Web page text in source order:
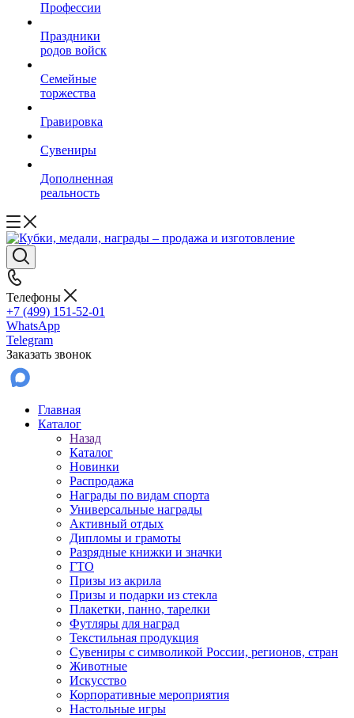
Профессии
Праздники
родов войск
Семейные
торжества
Гравировка
Сувениры
Дополненная
реальность
Телефоны
+7 (499) 151-52-01
WhatsApp
Telegram
Заказать звонок
Главная
Каталог
Назад
Каталог
Новинки
Распродажа
Награды по видам спорта
Универсальные награды
Активный отдых
Дипломы и грамоты
Разрядные книжки и значки
ГТО
Призы из акрила
Призы и подарки из стекла
Плакетки, панно, тарелки
Футляры для наград
Текстильная продукция
Сувениры с символикой России, регионов, стран
Животные
Искусство
Корпоративные мероприятия
Настольные игры